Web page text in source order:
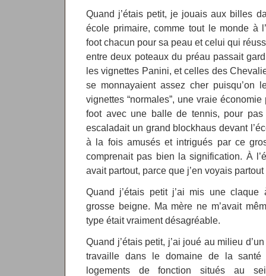
Quand j’étais petit, je jouais aux billes
école primaire, comme tout le monde à
foot chacun pour sa peau et celui qui
entre deux poteaux du préau passait
les vignettes Panini, et celles des
se monnayaient assez cher puisqu’on
vignettes “normales”, une vraie
foot avec une balle de tennis, pour
escaladait un grand blockhaus devant
à la fois amusés et intrigués par ce
comprenait pas bien la signification. À
avait partout, parce que j’en voyais
Quand j’étais petit j’ai mis une
grosse beigne. Ma mère ne m’avait
type était vraiment désagréable.
Quand j’étais petit, j’ai joué au milieu
travaille dans le domaine de la santé
logements de fonction situés au